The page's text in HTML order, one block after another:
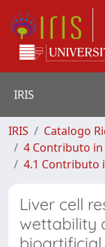
IRIS
IRIS
Catalogo
4 Contributo
4.1 Contributo
Liver cell
wettability